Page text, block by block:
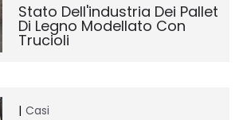
Stato Dell'industria Dei Pallet
Di Legno Modellato Con
Trucioli
Casi